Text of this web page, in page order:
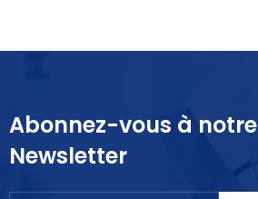
Abonnez-vous à notre
Newsletter